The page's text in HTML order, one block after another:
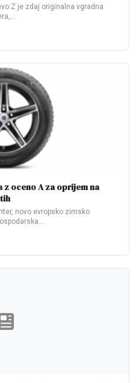
Z je zdaj originalna vgradna
oceno A za oprijem na
novo evropsko zimsko